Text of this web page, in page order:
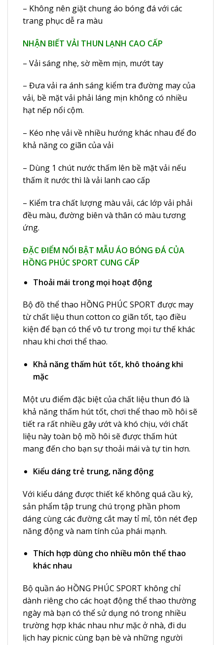
– Không nên giặt chung áo bóng đá với các
trang phục dễ ra màu
NHẬN BIẾT VẢI THUN LẠNH CAO CẤP
– Vải sáng nhẹ, sờ mềm mịn, mướt tay
– Đưa vải ra ánh sáng kiểm tra đường may của
vải, bề mặt vải phải láng mịn không có nhiều
hạt nếp nổi cộm.
– Kéo nhẹ vải về nhiều hướng khác nhau để đo
khả năng co giãn của vải
– Dùng 1 chút nước thấm lên bề mặt vải nếu
thấm ít nước thì là vải lanh cao cấp
– Kiểm tra chất lượng màu vải, các lớp vải phải
đều màu, đường biên và thân có màu tương
ứng.
ĐẶC ĐIỂM NỔI BẬT MẪU ÁO BÓNG ĐÁ CỦA
HỒNG PHÚC SPORT CUNG CẤP
Thoải mái trong mọi hoạt động
Bộ đồ thể thao HỒNG PHÚC SPORT được may
từ chất liệu thun cotton co giãn tốt, tạo điều
kiện để bạn có thể vô tư trong mọi tư thế khác
nhau khi chơi thể thao.
Khả năng thấm hút tốt, khô thoáng khi
mặc
Một ưu điểm đặc biệt của chất liệu thun đó là
khả năng thấm hút tốt, chơi thể thao mồ hôi sẽ
tiết ra rất nhiều gây ướt và khó chịu, với chất
liệu này toàn bộ mồ hôi sẽ được thấm hút
mang đến cho bạn sự thoải mái và tự tin hơn.
Kiểu dáng trẻ trung, năng động
Với kiểu dáng được thiết kế không quá cầu kỳ,
sản phẩm tập trung chú trọng phần phom
dáng cùng các đường cắt may tỉ mỉ, tôn nét đẹp
năng động và nam tính của phái mạnh.
Thích hợp dùng cho nhiều môn thể thao
khác nhau
Bộ quần áo HỒNG PHÚC SPORT không chỉ
dành riêng cho các hoạt động thể thao thường
ngày mà bạn có thể sử dụng nó trong nhiều
trường hợp khác nhau như mặc ở nhà, đi du
lịch hay picnic cùng bạn bè và những người